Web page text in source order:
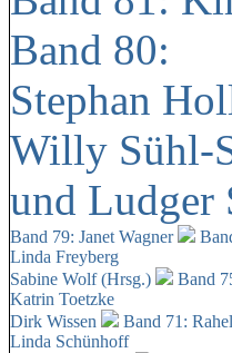
Band 80:
Stephan
Willy Sühl-
und Ludger
Band 79: Janet Wagner
Linda Freyberg
Sabine Wolf (Hrsg.)
Band
Katrin Toetzke
Dirk Wissen
Band 71:
Linda Schünhoff